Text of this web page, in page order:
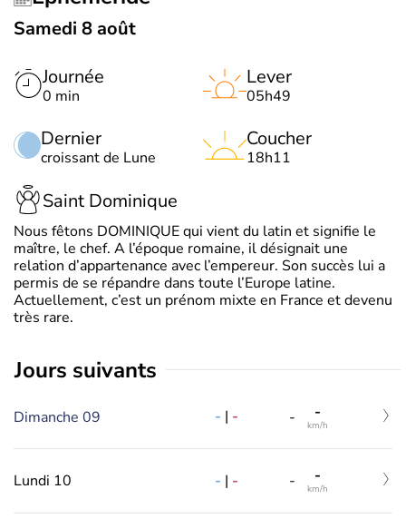
Samedi 8 août
Journée
0 min
Dernier
croissant de Lune
Lever
05h49
Coucher
18h11
Saint Dominique
Nous fêtons DOMINIQUE qui vient du latin et signifie le
maître, le chef. A l’époque romaine, il désignait une
relation d’appartenance avec l’empereur. Son succès lui a
permis de se répandre dans toute l’Europe latine.
Actuellement, c’est un prénom mixte en France et devenu
très rare.
jours suivants
Dimanche 09 - | - - -
km/h
Lundi 10 - | - - -
km/h